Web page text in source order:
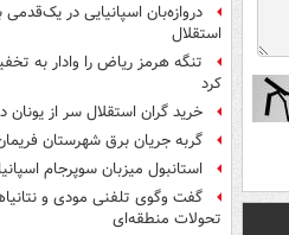
دروازه‌بان اسپانیایی در
استقلال
تنگه هرمز ریاض را وادار به
کرد
خرید گران استقلال سر از یونان
گربه جریان برق شهرستان
استانبول میزبان سوپرجام
گفت وگوی تلفنی مودی و
تحولات منطقه‌ای